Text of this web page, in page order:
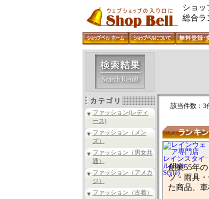
ショ
総合ラ
ファッション(レディ
ース)
ファッション（メン
ズ）
ファッション（男女共
通）
ファッション（アメカ
ジ）
ファッション（古着）
該当件数：3
創業55年
ツ・雨具
た商品、